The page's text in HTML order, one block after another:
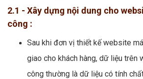
2.1 - Xây dựng nội dung cho
công :
Sau khi đơn vị thiết kế website
giao cho khách hàng, dữ liệu trên
công thường là dữ liệu có tính